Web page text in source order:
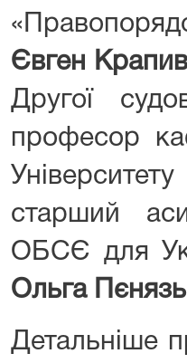
Євген
Другої
професор
старший
ОБСЄ для
Ольга
Детальніше